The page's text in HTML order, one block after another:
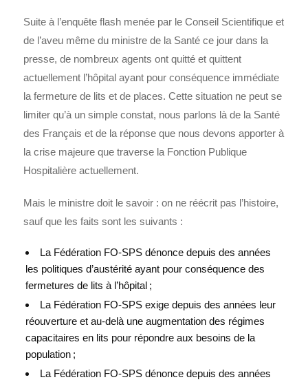
Suite à l’enquête flash menée par le Conseil Scientifique et
de l’aveu même du ministre de la Santé ce jour dans la
presse, de nombreux agents ont quitté et quittent
actuellement l’hôpital ayant pour conséquence immédiate
la fermeture de lits et de places. Cette situation ne peut se
limiter qu’à un simple constat, nous parlons là de la Santé
des Français et de la réponse que nous devons apporter à
la crise majeure que traverse la Fonction Publique
Hospitalière actuellement.
Mais le ministre doit le savoir : on ne réécrit pas l’histoire,
sauf que les faits sont les suivants :
La Fédération FO-SPS dénonce depuis des années
les politiques d’austérité ayant pour conséquence des
fermetures de lits à l’hôpital ;
La Fédération FO-SPS exige depuis des années leur
réouverture et au-delà une augmentation des régimes
capacitaires en lits pour répondre aux besoins de la
population ;
La Fédération FO-SPS dénonce depuis des années